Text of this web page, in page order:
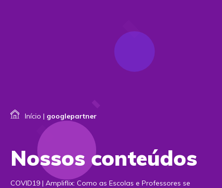
Início | googlepartner
Nossos conteúdos
COVID19 | Ampliflix: Como as Escolas e Professores se